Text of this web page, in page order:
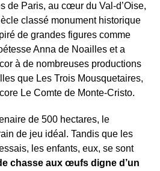
de Paris, au cœur du Val-d’Oise,
classé monument historique
de grandes figures comme
Anna de Noailles et a
à de nombreuses productions
que Les Trois Mousquetaires,
Le Comte de Monte-Cristo.
de 500 hectares, le
de jeu idéal. Tandis que les
les enfants, eux, se sont
chasse aux œufs digne d’un